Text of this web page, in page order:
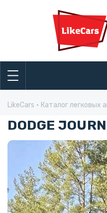
LikeCars Каталог легковых
DODGE